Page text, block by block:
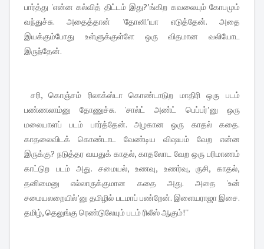
பார்த்து 'என்ன கல்வித் திட்டம் இது?’ங்கிற கவலையும் கோபமும்
வந்துச்சு. அதைத்தான் 'தோனி’யா எடுத்தேன். அதை
இயக்கும்போது உள்ளுக்குள்ளே ஒரு விதமான வலியோட
இருந்தேன்.
சரி, கொஞ்சம் ரிலாக்ஸ்டா கொண்டாடுற மாதிரி ஒரு படம்
பண்ணலாம்னு தோணுச்சு. 'சால்ட் அண்ட் பெப்பர்’னு ஒரு
மலையாளப் படம் பார்த்தேன். அழகான ஒரு காதல் கதை.
காதலைவிடக் கொண்டாட வேண்டிய விஷயம் வேற என்ன
இருக்கு? நடுத்தர வயதுக் காதல், காதலோட வேற ஒரு பரிமாணம்
காட்டுற படம் அது. சமையல், உணவு, உணர்வு, ருசி, காதல்,
தனிமைனு எல்லாருக்குமான கதை அது. அதை 'உன்
சமையலறையில்’னு தமிழில் படமாப் பண்றேன். இளையராஜா இசை.
தமிழ், தெலுங்கு ரெண்டுலேயும் படம் ரிலீஸ் ஆகும்!''